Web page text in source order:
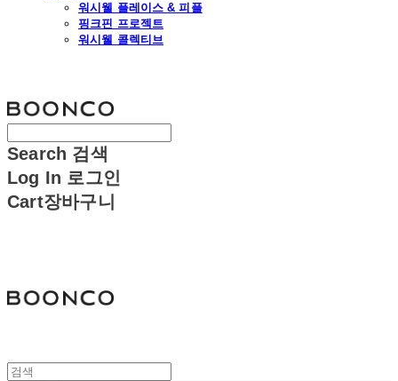
워시웰 플레이스 & 피플
핑크핀 프로젝트
워시웰 콜렉티브
Search 검색
Log In 로그인
Cart장바구니